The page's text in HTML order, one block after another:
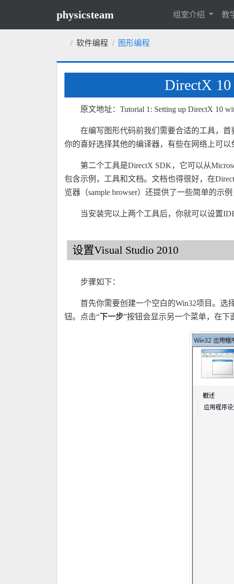
physicsteam 组室介绍 教
软件编程 图形编程
DirectX
原文地址：Tutorial 1: Setting up DirectX 10
在编写图形代码前我们需要合适的工具，
你的喜好选择其他的编译器，有些在网络上可以
第二个工具是DirectX SDK，它可以从
包含示例，工具和文档。文档也得很好，在
览器（sample browser）还提供了一些简单的示
当安装完以上两个工具后，你就可以设置
设置Visual Studio 2010
步骤如下：
首先你需要创建一个空白的Win32项目。选
钮。点击“下一步”按钮会显示另一个菜单，在下